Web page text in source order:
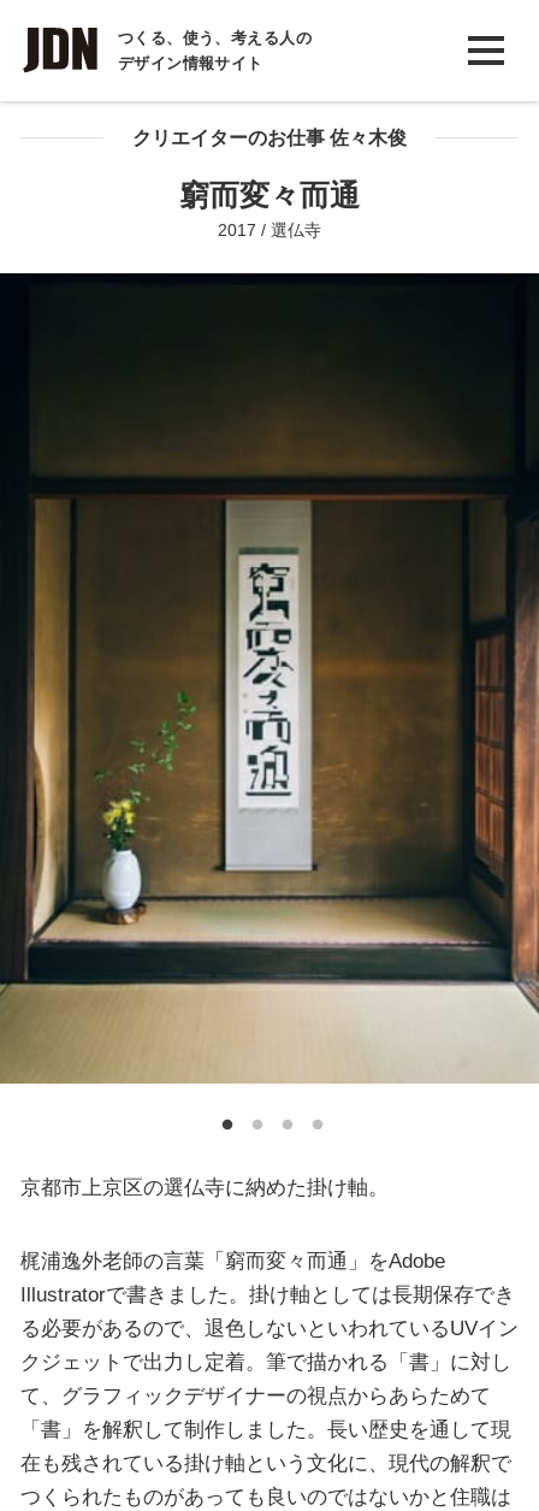
つくる、使う、考える人の
デザイン情報サイト
INTERVIEW
インタビュー
REPORTクリエイターのお仕事 佐々木俊
窮而変々而通
2017 / 選仏寺
京都市上京区の選仏寺に納めた掛け軸。
梶浦逸外老師の言葉「窮而変々而通」をAdobe
Illustratorで書きました。掛け軸としては長期保存でき
る必要があるので、退色しないといわれているUVイン
クジェットで出力し定着。筆で描かれる「書」に対し
て、グラフィックデザイナーの視点からあらためて
「書」を解釈して制作しました。長い歴史を通して現
在も残されている掛け軸という文化に、現代の解釈で
つくられたものがあっても良いのではないかと住職は